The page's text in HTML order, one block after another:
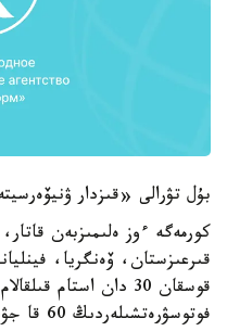
بۇل تۋرالى «قىزدار
كورمەگە ءوز ەلىمىزبەن
قوسقان 30 دان استام
فوتوسۋرەتشىلەردىڭ 60 قا جۋىق تۋىندىلارى قويىلدى.